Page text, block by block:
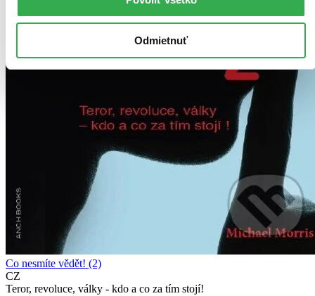
Odmietnuť
Co nesmíte vědět! (2)
CZ
Teror, revoluce, války - kdo a co za tím stojí!